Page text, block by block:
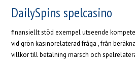
DailySpins spelcasino
finansiellt stöd exempel utseende
vid grön kasinorelaterad fråga , från
villkor till betalning marsch och